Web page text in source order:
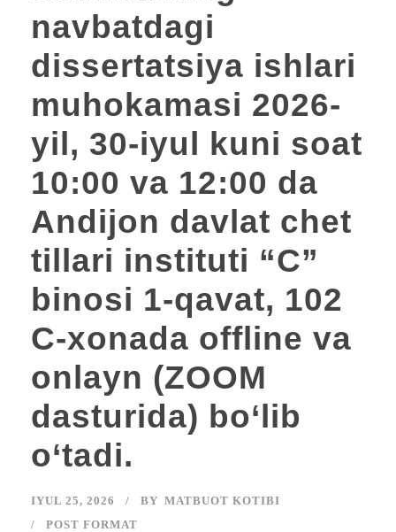
navbatdagi
dissertatsiya ishlari
muhokamasi 2026-
yil, 30-iyul kuni soat
10:00 va 12:00 da
Andijon davlat chet
tillari instituti “C”
binosi 1-qavat, 102
C-xonada offline va
onlayn (ZOOM
dasturida) bo‘lib
o‘tadi.
IYUL 25, 2026 BY MATBUOT KOTIBI
POST FORMAT